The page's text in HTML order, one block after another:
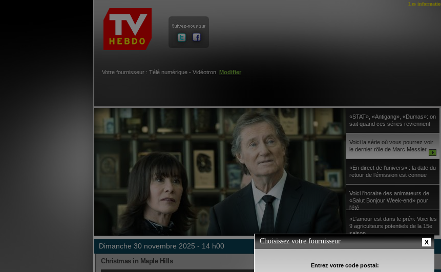
Les
Votre fournisseur : Télé numérique - Vidéotron Modifier
«STAT», «Antigang», «Dumas»: on
sait quand ces séries reviennent
Voici la série où vous pourrez voir
le dernier rôle de Marc Messier
«En direct de l’univers» : la date du
retour de l’émission est connue
Voici l'horaire des animateurs de
«Salut Bonjour Week-end» pour
l'été
«L'amour est dans le pré»: Voici les
9 agriculteurs potentiels de la 15e
saison
dimanche 30 novembre 2025 - 14 h00
Christmas in Maple Hills